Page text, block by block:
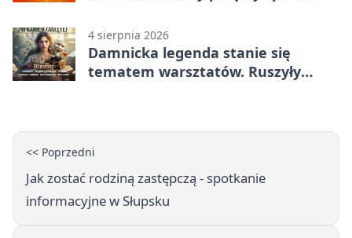
4 sierpnia 2026
Damnicka legenda stanie się
tematem warsztatów. Ruszyły
<< Poprzedni
Jak zostać rodziną zastępczą - spotkanie
informacyjne w Słupsku